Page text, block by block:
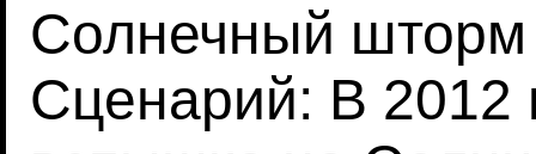
Солнечный шторм
Сценарий: В 2012